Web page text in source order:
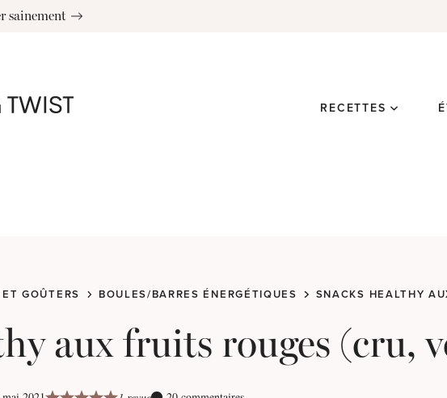
sainement
RECETTES
GOÛTERS BOULES/BARRES ÉNERGÉTIQUES SNACKS HEALTHY
aux fruits rouges (cru,